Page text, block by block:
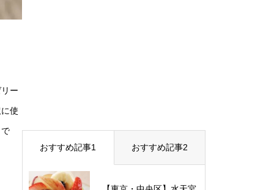
ー
使
おすすめ記事1 おすすめ記事2